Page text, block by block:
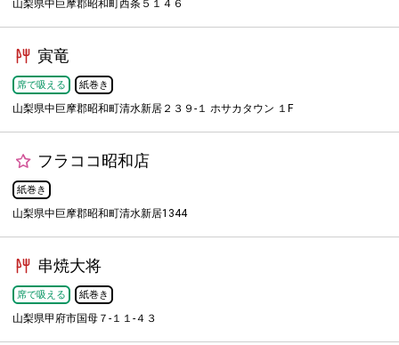
山梨県中巨摩郡昭和町西条５１４６
寅竜
席で吸える 紙巻き
山梨県中巨摩郡昭和町清水新居２３９-１ ホサカタウン １F
フラココ昭和店
紙巻き
山梨県中巨摩郡昭和町清水新居1344
串焼大将
席で吸える 紙巻き
山梨県甲府市国母７-１１-４３